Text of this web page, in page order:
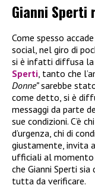
Gianni Sperti
Come spesso
social, nel giro di
si è infatti diffusa la
Sperti, tanto che
Donne”sarebbe
come detto, si è
messaggi da parte
sue condizioni. C’è
d’urgenza, chi di
giustamente, invita
ufficiali al momento
che Gianni Sperti
tutta da verificare.